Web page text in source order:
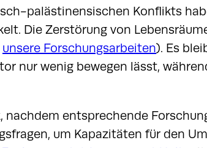
palästinensischen Konflikts
Die Zerstörung von
unsere Forschungsarbeiten). Es
nur wenig bewegen lässt,
entsprechende
um Kapazitäten für den